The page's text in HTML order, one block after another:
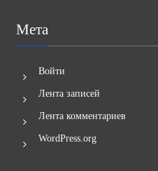
Мета
Войти
Лента записей
Лента комментариев
WordPress.org